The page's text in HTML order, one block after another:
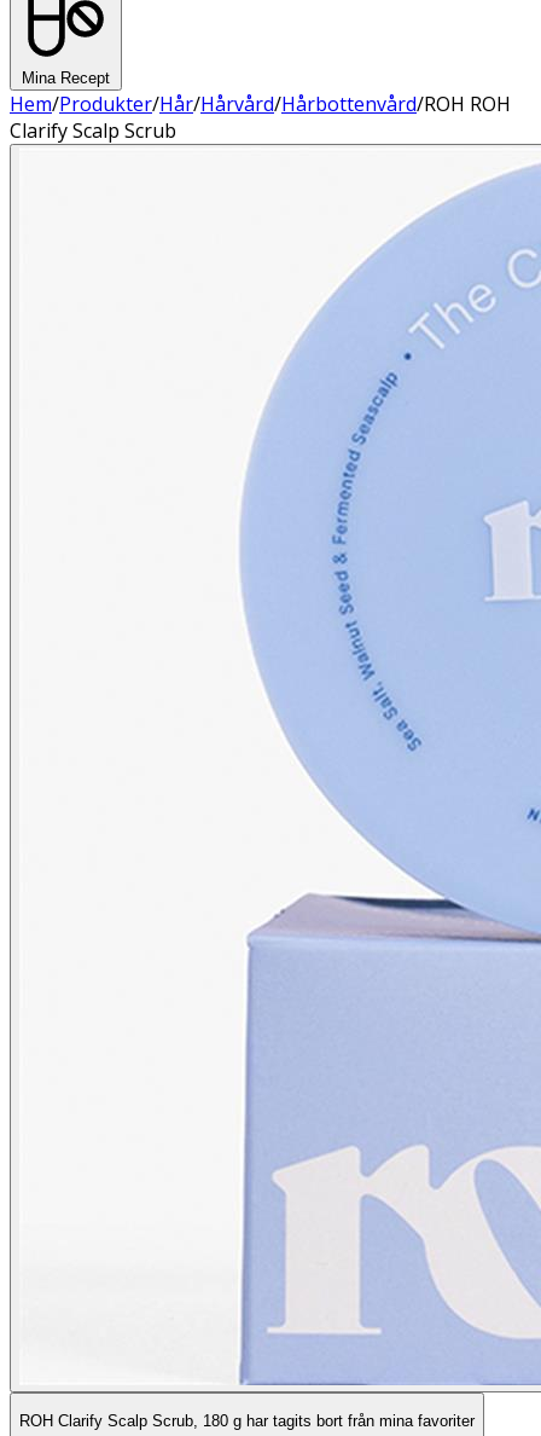
Mina Recept
Hem/Produkter/Hår/Hårvård/Hårbottenvård/ROH ROH
Clarify Scalp Scrub
ROH Clarify Scalp Scrub, 180 g har tagits bort från mina favoriter